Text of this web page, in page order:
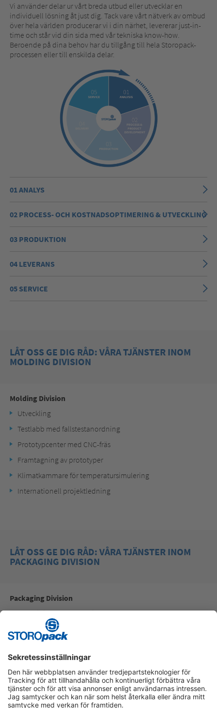
Vi använder delar ur vårt breda utbud eller utvecklar en
individuell lösning åt just dig. Tack vare vårt nätverk av ombud
över hela världen producerar vi i din närhet, levererar just-in-
time och står vid din sida med vår tekniska know-how.
Beroende på dina behov har du tillgång till hela Storopack-
processen eller till enskilda delar.
01 ANALYS
02 PROCESS- OCH KOSTNADSOPTIMERING & UTVECKLING
03 PRODUKTION
04 LEVERANS
05 SERVICE
LÅT OSS GE DIG RÅD: VÅRA TJÄNSTER INOM
MOLDING DIVISION
Molding Division
Utveckling
Testlabb med fallstestanordning
Prototypcenter med CNC-fräs
Framtagning av prototyper
Klimatkammare för temperatursimulering
Internationell projektledning
LÅT OSS GE DIG RÅD: VÅRA TJÄNSTER INOM
PACKAGING DIVISION
Packaging Division
Försäljning av totallösningar
Applikationsteknik
Produktsupport